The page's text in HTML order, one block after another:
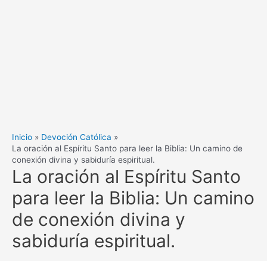
Inicio
Devoción Católica
La oración al Espíritu Santo para leer la Biblia: Un camino de
conexión divina y sabiduría espiritual.
La oración al Espíritu Santo
para leer la Biblia: Un camino
de conexión divina y
sabiduría espiritual.